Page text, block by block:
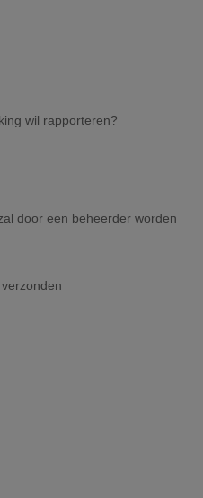
wil rapporteren?
door een beheerder worden